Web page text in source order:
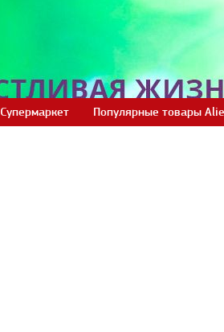
Супермаркет Популярные товары